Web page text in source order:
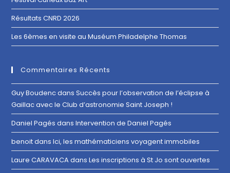
Résultats CNRD 2026
Les 6èmes en visite au Muséum Philadelphe Thomas
Commentaires Récents
Guy BoudencdansSuccès pour l’observation de l’éclipse à
Gaillac avec le Club d’astronomie Saint Joseph !
Daniel Pagés dansIntervention de Daniel Pagés
benoitdansIci, les mathématiciens voyagent immobiles
Laure CARAVACAdansLes inscriptions à St Jo sont ouvertes